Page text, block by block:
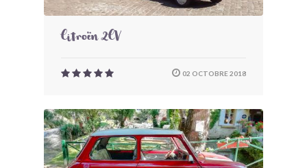
Citroën 2CV
02 OCTOBRE 2018